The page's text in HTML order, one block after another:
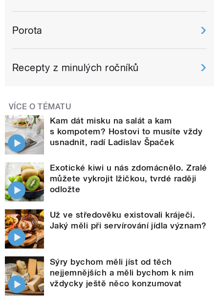
Porota
Recepty z minulých ročníků
VÍCE O TÉMATU
Kam dát misku na salát a kam
s kompotem? Hostovi to musíte vždy
usnadnit, radí Ladislav Špaček
Exotické kiwi u nás zdomácnělo. Zralé
můžete vykrojit lžičkou, tvrdé raději
odložte
Už ve středověku existovali kráječi.
Jaký měli při servírování jídla význam?
Sýry bychom měli jíst od těch
nejjemnějších a měli bychom k nim
vždycky ještě něco konzumovat